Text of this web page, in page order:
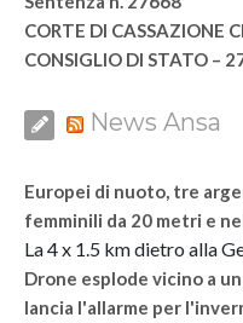
CORTE DI CASSAZIONE
CONSIGLIO DI STATO –
News Ansa
Europei di nuoto, tre
femminili da 20 metri e
La 4 x 1.5 km dietro alla
Drone esplode vicino a
lancia l'allarme per